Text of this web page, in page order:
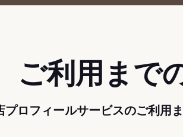
ご利用まで
プロフィールサービスのご利用